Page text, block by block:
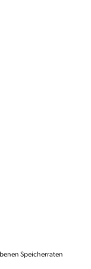
Speicherraten